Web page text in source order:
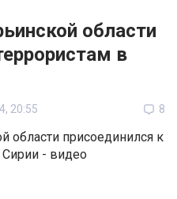
области
в
20:55 8